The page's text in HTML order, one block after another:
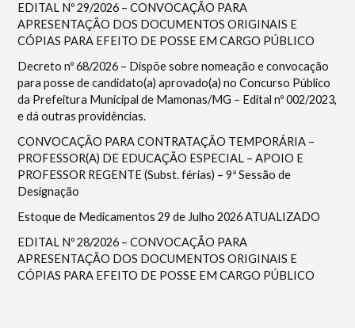
EDITAL Nº 29/2026 – CONVOCAÇÃO PARA
APRESENTAÇÃO DOS DOCUMENTOS ORIGINAIS E
CÓPIAS PARA EFEITO DE POSSE EM CARGO PÚBLICO
Decreto nº 68/2026 – Dispõe sobre nomeação e convocação
para posse de candidato(a) aprovado(a) no Concurso Público
da Prefeitura Municipal de Mamonas/MG – Edital nº 002/2023,
e dá outras providências.
CONVOCAÇÃO PARA CONTRATAÇÃO TEMPORÁRIA –
PROFESSOR(A) DE EDUCAÇÃO ESPECIAL – APOIO E
PROFESSOR REGENTE (Subst. férias) – 9ª Sessão de
Designação
Estoque de Medicamentos 29 de Julho 2026 ATUALIZADO
EDITAL Nº 28/2026 – CONVOCAÇÃO PARA
APRESENTAÇÃO DOS DOCUMENTOS ORIGINAIS E
CÓPIAS PARA EFEITO DE POSSE EM CARGO PÚBLICO